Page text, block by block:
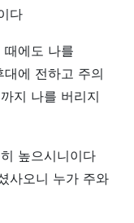
다
에도 나를
에 전하고 주의
지 나를 버리지
높으시니이다
사오니 누가 주와